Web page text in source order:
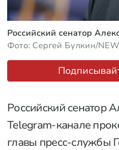
Российский сенатор
Фото: Сергей Булкин/
Российский сенатор
Telegram-канале
главы пресс-службы